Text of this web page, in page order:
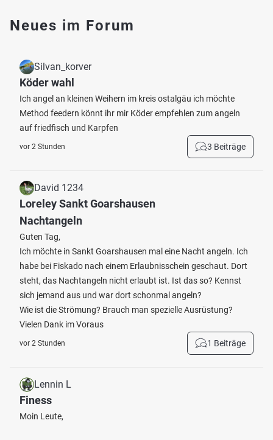
Neues im Forum
Silvan_korver
Köder wahl
Ich angel an kleinen Weihern im kreis ostalgäu ich möchte
Method feedern könnt ihr mir Köder empfehlen zum angeln
auf friedfisch und Karpfen
vor 2 Stunden 3 Beiträge
David 1234
Loreley Sankt Goarshausen
Nachtangeln
Guten Tag,
Ich möchte in Sankt Goarshausen mal eine Nacht angeln. Ich
habe bei Fiskado nach einem Erlaubnisschein geschaut. Dort
steht, das Nachtangeln nicht erlaubt ist. Ist das so? Kennst
sich jemand aus und war dort schonmal angeln?
Wie ist die Strömung? Brauch man spezielle Ausrüstung?
Vielen Dank im Voraus
vor 2 Stunden 1 Beiträge
Lennin L
Finess
Moin Leute,